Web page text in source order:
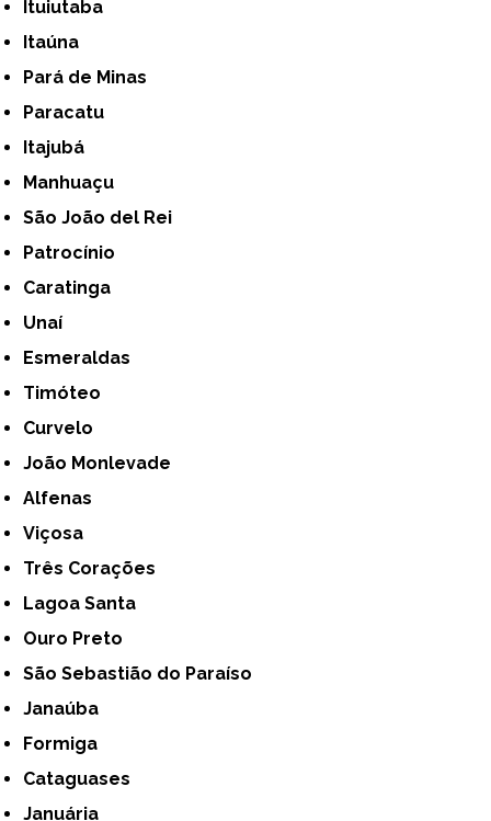
Ituiutaba
Itaúna
Pará de Minas
Paracatu
Itajubá
Manhuaçu
São João del Rei
Patrocínio
Caratinga
Unaí
Esmeraldas
Timóteo
Curvelo
João Monlevade
Alfenas
Viçosa
Três Corações
Lagoa Santa
Ouro Preto
São Sebastião do Paraíso
Janaúba
Formiga
Cataguases
Januária